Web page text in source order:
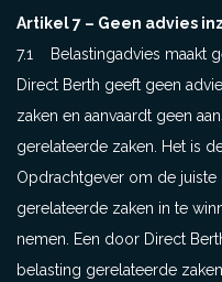
Artikel 7 – Geen advies
7.1 Belastingadvies maakt
Direct Berth geeft geen
zaken en aanvaardt geen
gerelateerde zaken. Het is
Opdrachtgever om de
gerelateerde zaken in te
nemen. Een door Direct
belasting gerelateerde